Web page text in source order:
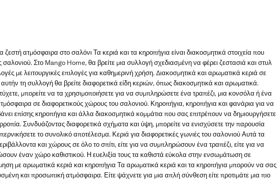
ζεστή ατμόσφαιρα στο σαλόνι Τα κεριά και τα κηροπήγια είναι διακοσμητικά στοιχεία που
Στο Mango Home, θα βρείτε μια συλλογή σχεδιασμένη να φέρει ζεστασιά και στυλ
με λειτουργικές επιλογές για καθημερινή χρήση. Διακοσμητικά και αρωματικά κεριά σε
τη συλλογή θα βρείτε διαφορετικά είδη κεριών, όπως διακοσμητικά και αρωματικά.
μπορείτε να τα χρησιμοποιήσετε για να συμπληρώσετε ένα τραπέζι, μια κονσόλα ή ένα
σε διαφορετικούς χώρους του σαλονιού. Κηροπήγια, κηροπήγια και φανάρια για να
επίσης κηροπήγια και άλλα διακοσμητικά κομμάτια που σας επιτρέπουν να δημιουργήσετε
Συνδυάζοντας διαφορετικά σχήματα και ύψη, μπορείτε να ενισχύσετε την παρουσία
το συνολικό αποτέλεσμα. Κεριά για διαφορετικές γωνιές του σαλονιού Αυτά τα
και χώρους σε όλο το σπίτι, είτε για να συμπληρώσουν ένα τραπέζι, είτε για να
έναν χώρο καθιστικού. Η ευελιξία τους τα καθιστά εύκολα στην ενσωμάτωση σε
με αρωματικά κεριά και κηροπήγια Τα αρωματικά κεριά και τα κηροπήγια μπορούν να σας
και προσωπική ατμόσφαιρα. Είτε ψάχνετε για μια απλή σύνθεση είτε προτιμάτε μια πιο